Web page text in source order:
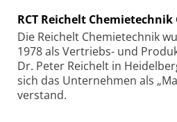
RCT Reichelt Chemietechnik
Die Reichelt Chemietechnik
1978 als Vertriebs- und
Dr. Peter Reichelt in
sich das Unternehmen als
verstand.